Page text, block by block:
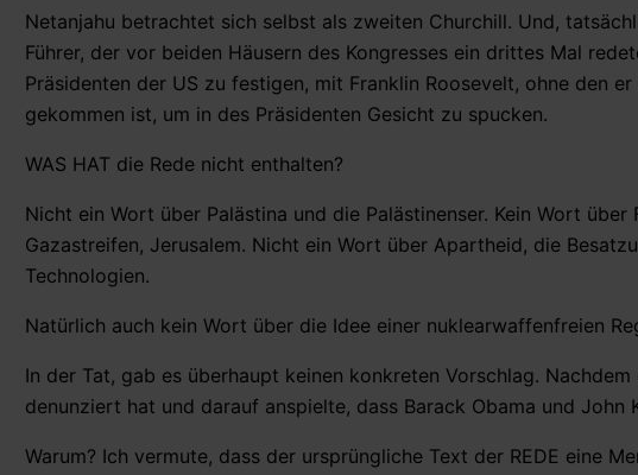
Netanjahu betrachtet sich selbst als zweiten Churchill. Und,
Führer, der vor beiden Häusern des Kongresses ein drittes Mal
Präsidenten der US zu festigen, mit Franklin Roosevelt, ohne den
gekommen ist, um in des Präsidenten Gesicht zu spucken.
WAS HAT die Rede nicht enthalten?
Nicht ein Wort über Palästina und die Palästinenser. Kein Wort
Gazastreifen, Jerusalem. Nicht ein Wort über Apartheid, die
Technologien.
Natürlich auch kein Wort über die Idee einer nuklearwaffenfreien
In der Tat, gab es überhaupt keinen konkreten Vorschlag.
denunziert hat und darauf anspielte, dass Barack Obama und
Warum? Ich vermute, dass der ursprüngliche Text der REDE eine